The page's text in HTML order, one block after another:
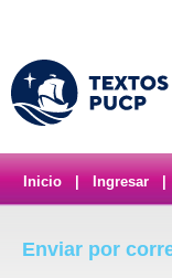
Inicio Ingresar
Enviar por